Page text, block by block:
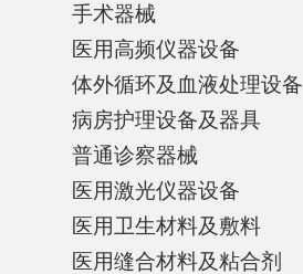
手术器械
医用高频仪器设备
体外循环及血液处理设备
病房护理设备及器具
普通诊察器械
医用激光仪器设备
医用卫生材料及敷料
医用缝合材料及粘合剂